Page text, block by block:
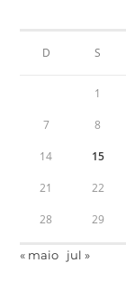
D S
1
7 8
14 15
21 22
28 29
« maio jul »